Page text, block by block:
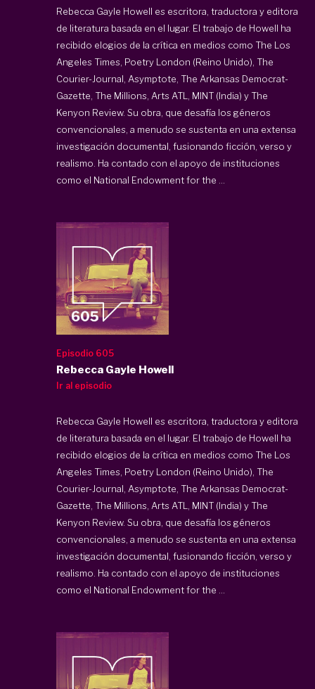
Rebecca Gayle Howell es escritora, traductora y editora
de literatura basada en el lugar. El trabajo de Howell ha
recibido elogios de la crítica en medios como The Los
Angeles Times, Poetry London (Reino Unido), The
Courier-Journal, Asymptote, The Arkansas Democrat-
Gazette, The Millions, Arts ATL, MINT (India) y The
Kenyon Review. Su obra, que desafía los géneros
convencionales, a menudo se sustenta en una extensa
investigación documental, fusionando ficción, verso y
realismo. Ha contado con el apoyo de instituciones
como el National Endowment for the ...
Episodio 605
Rebecca Gayle Howell
Ir al episodio
Rebecca Gayle Howell es escritora, traductora y editora
de literatura basada en el lugar. El trabajo de Howell ha
recibido elogios de la crítica en medios como The Los
Angeles Times, Poetry London (Reino Unido), The
Courier-Journal, Asymptote, The Arkansas Democrat-
Gazette, The Millions, Arts ATL, MINT (India) y The
Kenyon Review. Su obra, que desafía los géneros
convencionales, a menudo se sustenta en una extensa
investigación documental, fusionando ficción, verso y
realismo. Ha contado con el apoyo de instituciones
como el National Endowment for the ...